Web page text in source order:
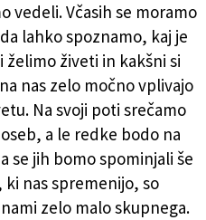
vedeli. Včasih se moramo
lahko spoznamo, kaj je
želimo živeti in kakšni si
nas zelo močno vplivajo
Na svoji poti srečamo
a le redke bodo na
se jih bomo spominjali še
ki nas spremenijo, so
zelo malo skupnega.